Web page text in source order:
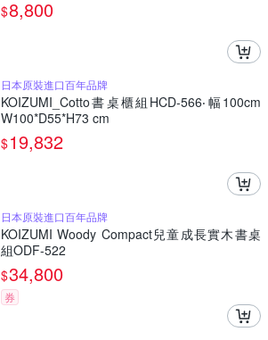
$8,800
日本原裝進口百年品牌
KOIZUMI_Cotto書桌櫃組HCD-566‧幅100cm
W100*D55*H73 cm
$19,832
日本原裝進口百年品牌
KOIZUMI Woody Compact兒童成長實木書桌
組ODF-522
$34,800
券